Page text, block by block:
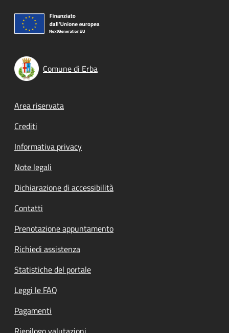
Comune di Erba
Footer menu
Area riservata
Crediti
Informativa privacy
Note legali
Dichiarazione di accessibilità
Contatti
Prenotazione appuntamento
Richiedi assistenza
Statistiche del portale
Leggi le FAQ
Pagamenti